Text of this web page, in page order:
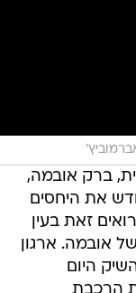
ברק אובמה,
את היחסים
זאת בעין
אובמה. ארגון
היום